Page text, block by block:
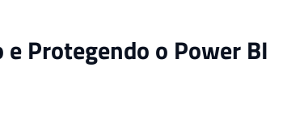
e Protegendo o Power BI